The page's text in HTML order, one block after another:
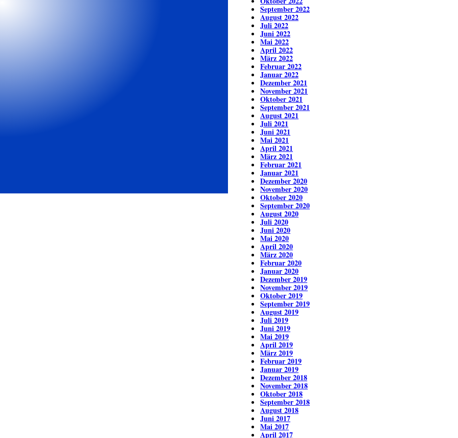
September 2022
August 2022
Juli 2022
Juni 2022
Mai 2022
April 2022
März 2022
Februar 2022
Januar 2022
Dezember 2021
November 2021
Oktober 2021
September 2021
August 2021
Juli 2021
Juni 2021
Mai 2021
April 2021
März 2021
Februar 2021
Januar 2021
Dezember 2020
November 2020
Oktober 2020
September 2020
August 2020
Juli 2020
Juni 2020
Mai 2020
April 2020
März 2020
Februar 2020
Januar 2020
Dezember 2019
November 2019
Oktober 2019
September 2019
August 2019
Juli 2019
Juni 2019
Mai 2019
April 2019
März 2019
Februar 2019
Januar 2019
Dezember 2018
November 2018
Oktober 2018
September 2018
August 2018
Juni 2017
Mai 2017
April 2017